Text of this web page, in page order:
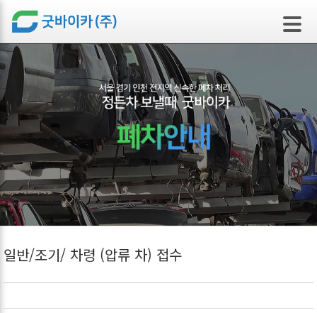
본문 바로가기
일반/조기/ 차령 (압류 차) 접수